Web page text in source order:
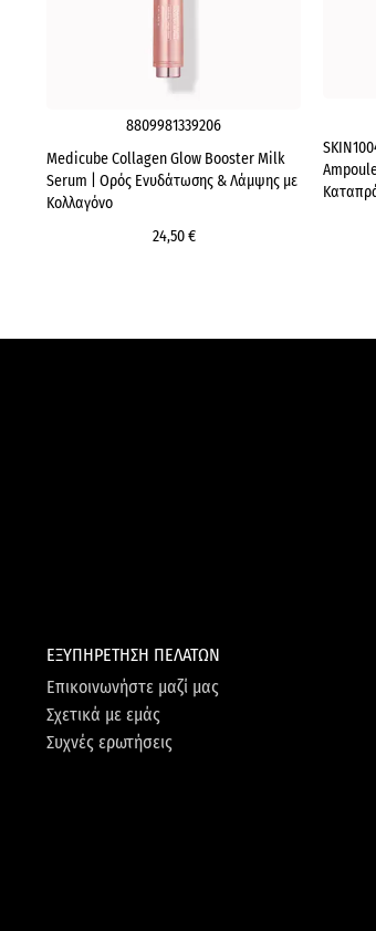
8809981339206
Medicube Collagen Glow Booster Milk
Serum | Ορός Ενυδάτωσης & Λάμψης με
Κολλαγόνο
24,50 €
ΕΞΥΠΗΡΕΤΗΣΗ ΠΕΛΑΤΩΝ
Επικοινωνήστε μαζί μας
Σχετικά με εμάς
Συχνές ερωτήσεις